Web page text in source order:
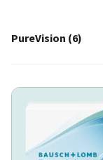
PureVision (6)